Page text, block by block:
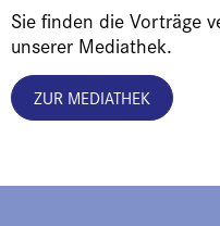
Sie finden die Vorträge
unserer Mediathek.
ZUR MEDIATHEK